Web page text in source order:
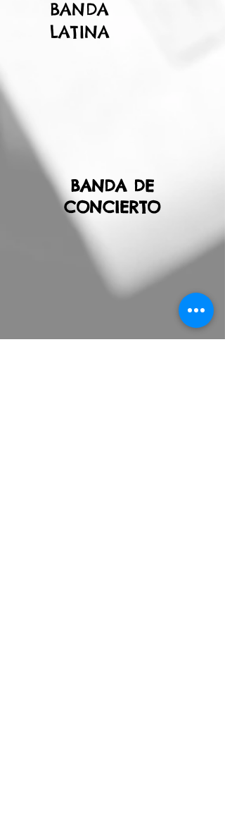
BANDA
LATINA
BANDA DE
CONCIERTO